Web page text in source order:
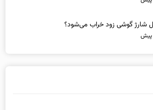
شارژ گوشی زود خراب می‌شود؟